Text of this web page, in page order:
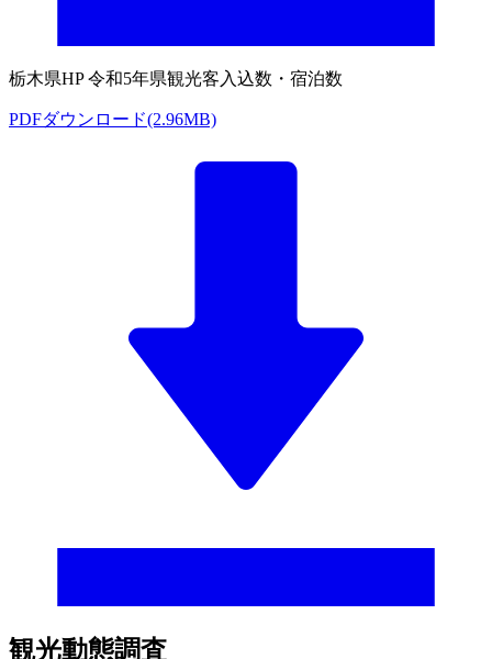
栃木県HP 令和5年県観光客入込数・宿泊数
PDFダウンロード(2.96MB)
観光動態調査